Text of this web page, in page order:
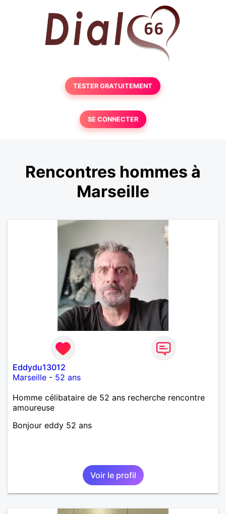
TESTER GRATUITEMENT
SE CONNECTER
Rencontres hommes à
Marseille
Eddydu13012
Marseille - 52 ans
Homme célibataire de 52 ans recherche rencontre
amoureuse
Bonjour eddy 52 ans
Voir le profil